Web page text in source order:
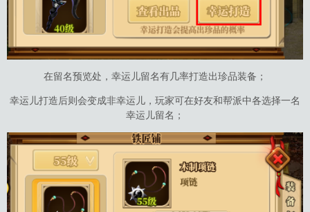
在留名预览处，幸运儿留名有几率打造出珍品装备；
幸运儿打造后则会变成非幸运儿，玩家可在好友和帮派中各选择一名
幸运儿留名；